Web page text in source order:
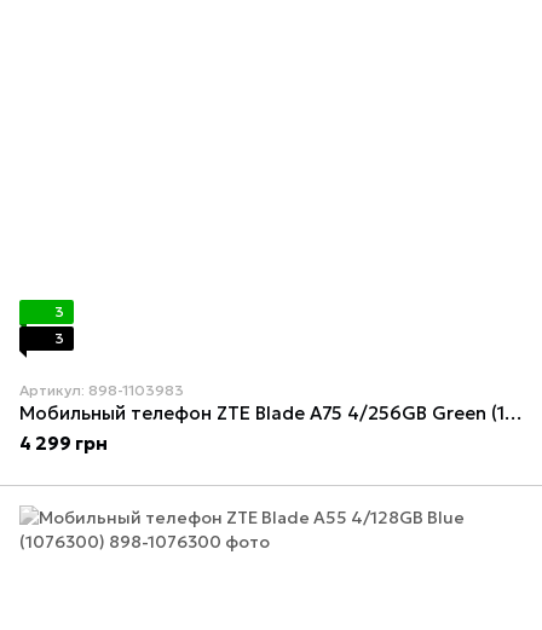
3
3
Артикул: 898-1103983
Мобильный телефон ZTE Blade A75 4/256GB Green (1103983)
4 299 грн